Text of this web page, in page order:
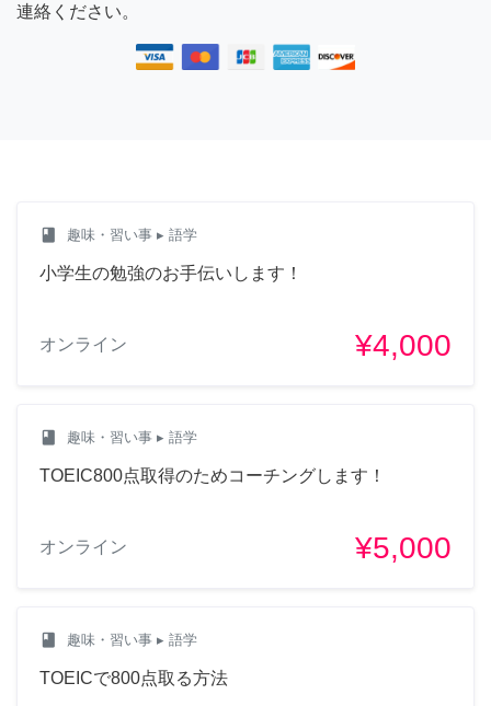
連絡ください。
class 趣味・習い事 ▸ 語学
小学生の勉強のお手伝いします！
オンライン ¥4,000
class 趣味・習い事 ▸ 語学
TOEIC800点取得のためコーチングします！
オンライン ¥5,000
class 趣味・習い事 ▸ 語学
TOEICで800点取る方法